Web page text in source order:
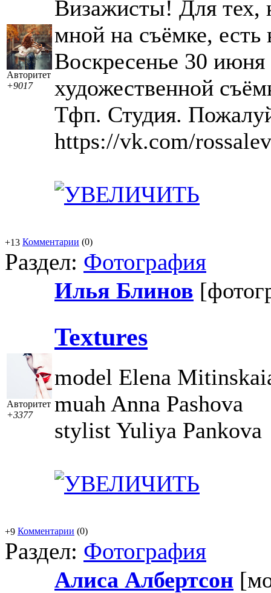
Авторитет
+9017
Визажисты! Для тех,
мной на съёмке, есть
Воскресенье 30 июня
художественной
Тфп. Студия.
https://vk.com/
+13 Комментарии (0)
Раздел: Фотография
Авторитет
+3377
Илья Блинов
Textures
model Elena
muah Anna Pashova
stylist Yuliya Pankova
+9 Комментарии (0)
Раздел: Фотография
Алиса Албертсон